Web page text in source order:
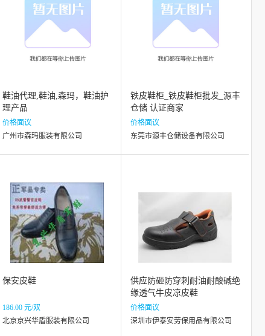
鞋油代理,鞋油,森玛，鞋油护
理产品
价格面议
广州市森玛服装有限公司
铁皮鞋柜_铁皮鞋柜批发_源丰
仓储 认证商家
价格面议
东莞市源丰仓储设备有限公司
保安皮鞋
186.00 元/双
北京京兴华盾服装有限公司
供应防砸防穿刺耐油耐酸碱绝
缘透气牛皮凉皮鞋
价格面议
深圳市伊泰安劳保用品有限公司